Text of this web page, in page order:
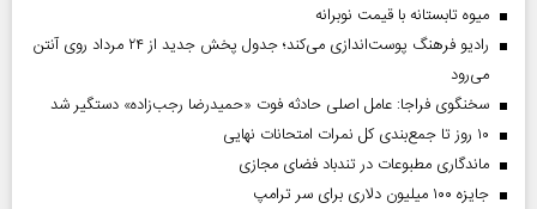
میوه تابستانه با قیمت نوبرانه
رادیو فرهنگ پوست‌اندازی می‌کند؛ جدول پخش جدید از ۲۴ مرداد روی آنتن
می‌رود
سخنگوی فراجا: عامل اصلی حادثه فوت «حمیدرضا رجب‌زاده» دستگیر شد
۱۰ روز تا جمع‌بندی کل نمرات امتحانات نهایی
ماندگاری مطبوعات در تندباد فضای مجازی
جایزه ۱۰۰ میلیون دلاری برای سر ترامپ